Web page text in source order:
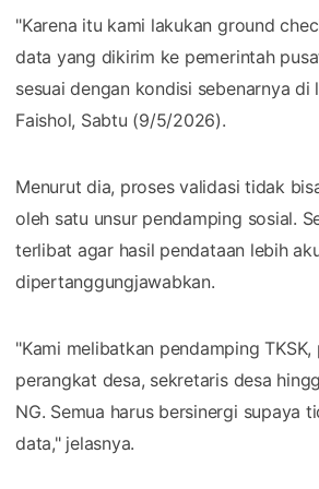
"Karena itu kami lakukan ground
data yang dikirim ke pemerintah
sesuai dengan kondisi sebenarnya di
Faishol, Sabtu (9/5/2026).
Menurut dia, proses validasi tidak
oleh satu unsur pendamping sosial.
terlibat agar hasil pendataan lebih
dipertanggungjawabkan.
"Kami melibatkan pendamping TKSK,
perangkat desa, sekretaris desa
NG. Semua harus bersinergi supaya
data," jelasnya.